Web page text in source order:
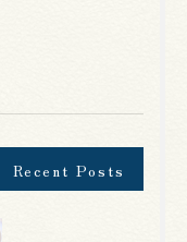
Recent Posts